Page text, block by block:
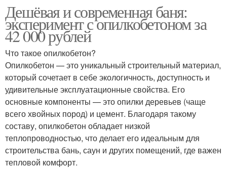
Дешёвая и современная баня:
эксперимент с опилкобетоном за
42 000 рублей
Что такое опилкобетон?
Опилкобетон — это уникальный строительный материал,
который сочетает в себе экологичность, доступность и
удивительные эксплуатационные свойства. Его
основные компоненты — это опилки деревьев (чаще
всего хвойных пород) и цемент. Благодаря такому
составу, опилкобетон обладает низкой
теплопроводностью, что делает его идеальным для
строительства бань, саун и других помещений, где важен
тепловой комфорт.